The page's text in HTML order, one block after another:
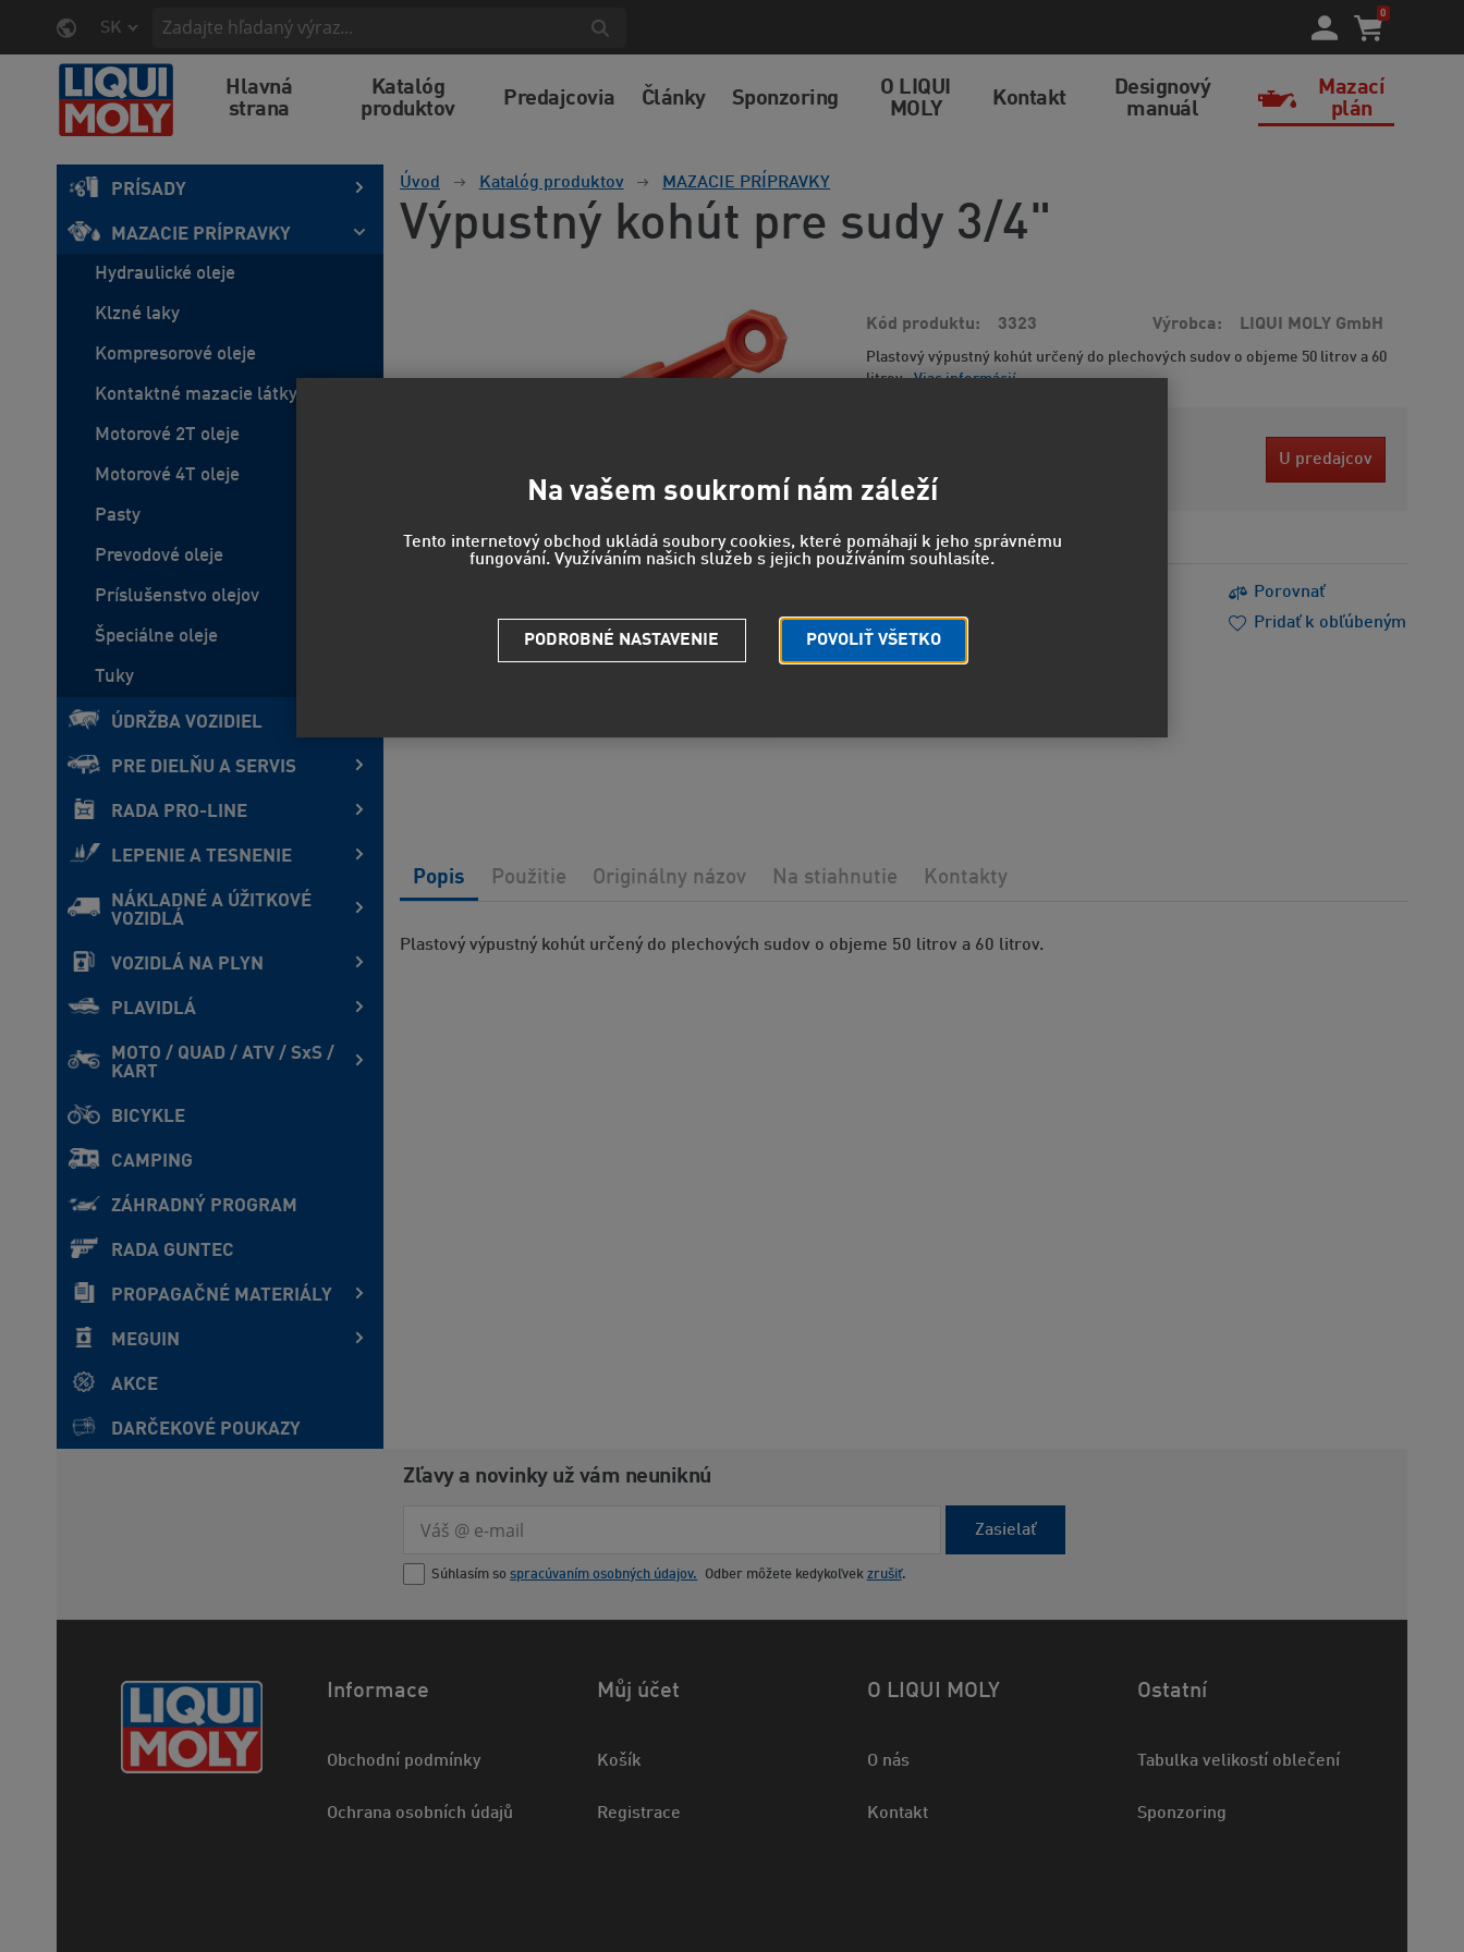
SK
0
Hlavná
strana
Katalóg
produktov
Predajcovia Články Sponzoring
O LIQUI
MOLY
Kontakt
Designový
manuál
Mazací
plán
PRÍSADY
MAZACIE PRÍPRAVKY
Hydraulické oleje
Klzné laky
Kompresorové oleje
Kontaktné mazacie látky
Motorové 2T oleje
Motorové 4T oleje
Pasty
Prevodové oleje
Príslušenstvo olejov
Špeciálne oleje
Tuky
ÚDRŽBA VOZIDIEL
PRE DIELŇU A SERVIS
RADA PRO-LINE
LEPENIE A TESNENIE
NÁKLADNÉ A ÚŽITKOVÉ
VOZIDLÁ
VOZIDLÁ NA PLYN
PLAVIDLÁ
MOTO / QUAD / ATV / SxS /
KART
BICYKLE
CAMPING
ZÁHRADNÝ PROGRAM
RADA GUNTEC
PROPAGAČNÉ MATERIÁLY
MEGUIN
AKCE
DARČEKOVÉ POUKAZY
Úvod Katalóg produktov MAZACIE PRÍPRAVKY
Výpustný kohút pre sudy 3/4"
Kód produktu 3323 Výrobca LIQUI MOLY GmbH
Plastový výpustný kohút určený do plechových sudov o objeme 50 litrov a 60
litrov. Viac informácií
5,83 EUR
U predajcov
Porovnať
Potrebujem poradiť
Pridať k obľúbeným
Plastový výpustný kohút určený do plechových sudov o objeme 50 litrov a 60 litrov.
Popis Použitie Originálny názov Na stiahnutie Kontakty
Zľavy a novinky už vám neuniknú
Zasielať
Súhlasím so spracúvaním osobných údajov. Odber môžete kedykoľvek zrušiť.
Informace
Obchodní podmínky
Ochrana osobních údajů
Můj účet
Košík
Registrace
O LIQUI MOLY
O nás
Kontakt
Ostatní
Tabulka velikostí oblečení
Sponzoring
Na vašem soukromí nám záleží
Tento internetový obchod ukládá soubory cookies, které pomáhají k jeho správnému
fungování. Využíváním našich služeb s jejich používáním souhlasíte.
POVOLIŤ VŠETKO
PODROBNÉ NASTAVENIE